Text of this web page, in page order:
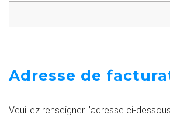
Adresse de
Veuillez renseigner l’adresse ci-